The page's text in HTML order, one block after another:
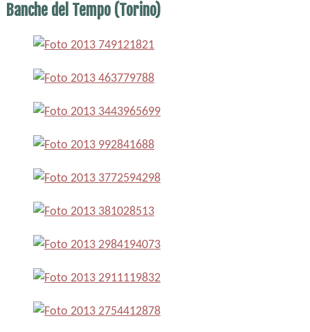
Banche del Tempo (Torino)